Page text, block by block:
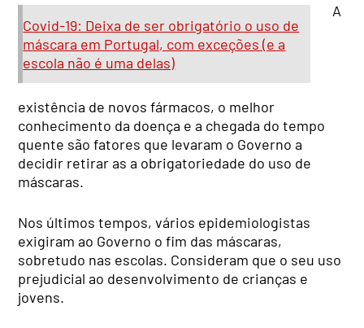
Covid-19: Deixa de ser obrigatório o uso de
máscara em Portugal, com exceções (e a
escola não é uma delas)
A
existência de novos fármacos, o melhor
conhecimento da doença e a chegada do tempo
quente são fatores que levaram o Governo a
decidir retirar as a obrigatoriedade do uso de
máscaras.
Nos últimos tempos, vários epidemiologistas
exigiram ao Governo o fim das máscaras,
sobretudo nas escolas. Consideram que o seu uso
prejudicial ao desenvolvimento de crianças e
jovens.